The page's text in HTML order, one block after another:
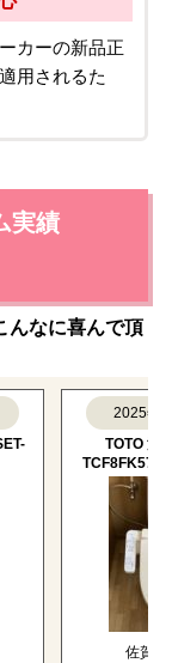
カーの新品正
用されるた
実績
んなに喜んで頂
2025年12月
TOTO 温水洗
TCF8FK57-SC1-
佐賀県唐津